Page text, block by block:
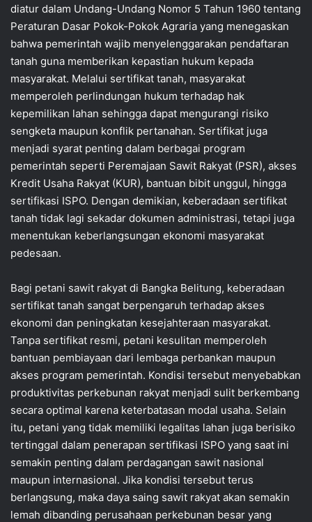
diatur dalam Undang-Undang Nomor 5 Tahun 1960 tentang
Peraturan Dasar Pokok-Pokok Agraria yang menegaskan
bahwa pemerintah wajib menyelenggarakan pendaftaran
tanah guna memberikan kepastian hukum kepada
masyarakat. Melalui sertifikat tanah, masyarakat
memperoleh perlindungan hukum terhadap hak
kepemilikan lahan sehingga dapat mengurangi risiko
sengketa maupun konflik pertanahan. Sertifikat juga
menjadi syarat penting dalam berbagai program
pemerintah seperti Peremajaan Sawit Rakyat (PSR), akses
Kredit Usaha Rakyat (KUR), bantuan bibit unggul, hingga
sertifikasi ISPO. Dengan demikian, keberadaan sertifikat
tanah tidak lagi sekadar dokumen administrasi, tetapi juga
menentukan keberlangsungan ekonomi masyarakat
pedesaan.
Bagi petani sawit rakyat di Bangka Belitung, keberadaan
sertifikat tanah sangat berpengaruh terhadap akses
ekonomi dan peningkatan kesejahteraan masyarakat.
Tanpa sertifikat resmi, petani kesulitan memperoleh
bantuan pembiayaan dari lembaga perbankan maupun
akses program pemerintah. Kondisi tersebut menyebabkan
produktivitas perkebunan rakyat menjadi sulit berkembang
secara optimal karena keterbatasan modal usaha. Selain
itu, petani yang tidak memiliki legalitas lahan juga berisiko
tertinggal dalam penerapan sertifikasi ISPO yang saat ini
semakin penting dalam perdagangan sawit nasional
maupun internasional. Jika kondisi tersebut terus
berlangsung, maka daya saing sawit rakyat akan semakin
lemah dibanding perusahaan perkebunan besar yang